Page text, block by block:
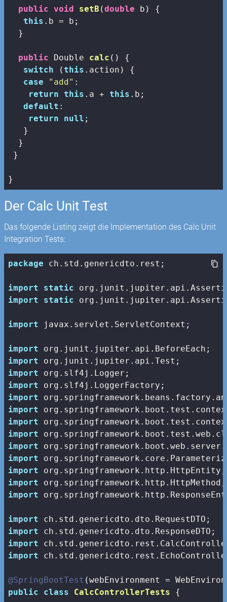
public void setB (double b)
{
this .b = b;
  }
public Double calc ()
{
switch (this .action) {
case
"add" :
return this .a + this .b;
default :
return
null ;
   }
  }
}
}
Der Calc Unit Test
Das folgende Listing zeigt die Implementation des Calc Unit
Integration Tests:
package ch.std.genericdto.rest;
import
static
import
static
import javax.servlet.ServletContext;
import
import
import
import
import
import
import
import
import
import
import
import
import
import
import
import
import
@SpringBootTest
public
class CalcControllerTests {